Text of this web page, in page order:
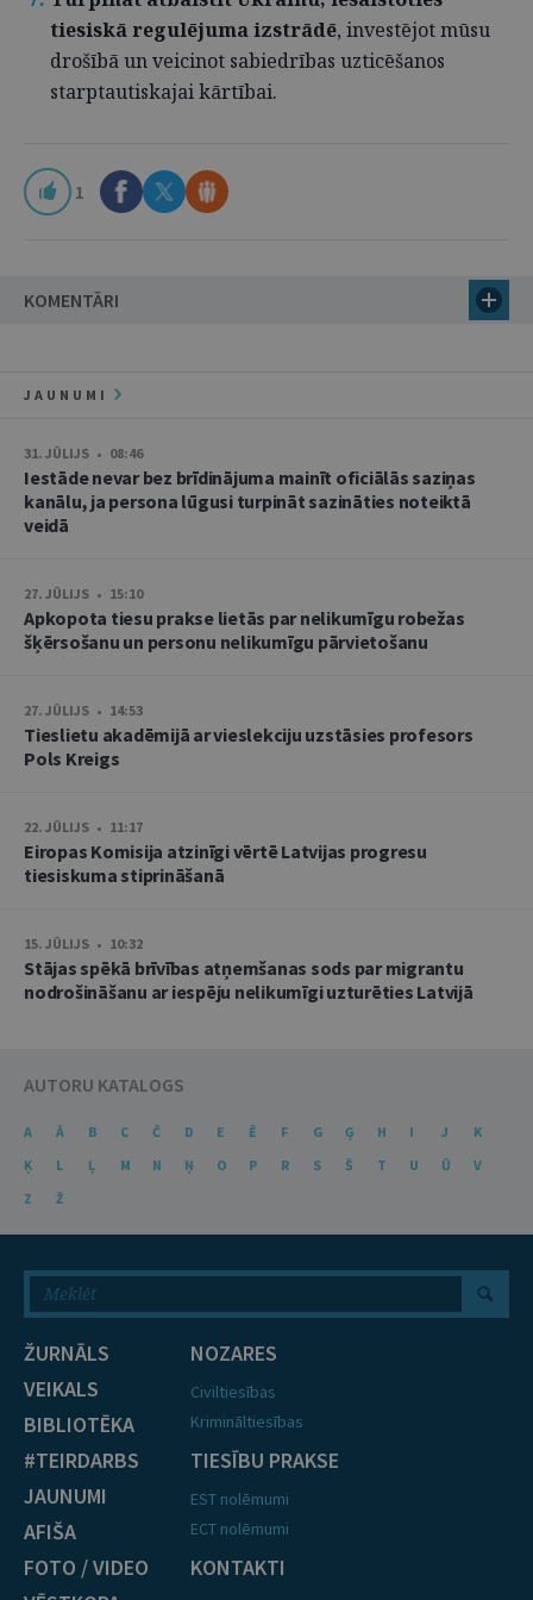
tiesiskā regulējuma izstrādē, investējot mūsu
drošībā un veicinot sabiedrības uzticēšanos
starptautiskajai kārtībai.
1
KOMENTĀRI
JAUNUMI
31. JŪLIJS • 08:46
Iestāde nevar bez brīdinājuma mainīt oficiālās saziņas
kanālu, ja persona lūgusi turpināt sazināties noteiktā
veidā
27. JŪLIJS • 15:10
Apkopota tiesu prakse lietās par nelikumīgu robežas
šķērsošanu un personu nelikumīgu pārvietošanu
27. JŪLIJS • 14:53
Tieslietu akadēmijā ar vieslekciju uzstāsies profesors
Pols Kreigs
22. JŪLIJS • 11:17
Eiropas Komisija atzinīgi vērtē Latvijas progresu
tiesiskuma stiprināšanā
15. JŪLIJS • 10:32
Stājas spēkā brīvības atņemšanas sods par migrantu
nodrošināšanu ar iespēju nelikumīgi uzturēties Latvijā
AUTORU KATALOGS
A Ā B C Č D E Ē F G Ģ H I J
K
Ķ
L Ļ M N Ņ O P R S Š T U Ū
V
Z
Ž
ŽURNĀLS
VEIKALS
BIBLIOTĒKA
#TEIRDARBS
JAUNUMI
AFIŠA
FOTO / VIDEO
NOZARES
Civiltiesības
Krimināltiesības
TIESĪBU PRAKSE
EST nolēmumi
ECT nolēmumi
KONTAKTI